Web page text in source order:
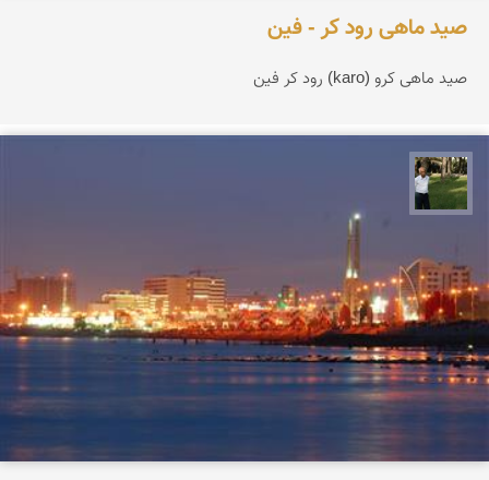
صید ماهی رود کر - فین
صید ماهی کرو (karo) رود کر فین